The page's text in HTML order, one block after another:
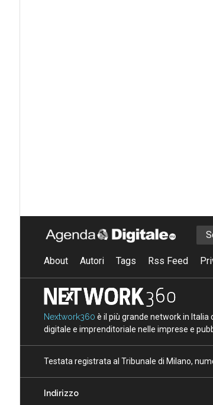
About Autori Tags Rss Feed
Nextwork360 è il più grande network in
digitale e imprenditoriale nelle imprese e
Testata registrata al Tribunale di Milano,
Indirizzo